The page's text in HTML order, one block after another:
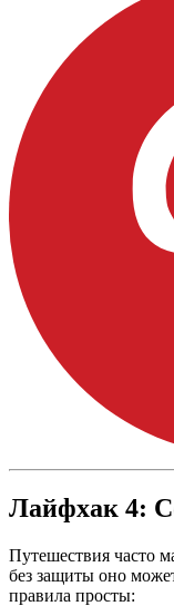
Лайфхак 4:
Путешествия часто
без защиты оно
правила просты: